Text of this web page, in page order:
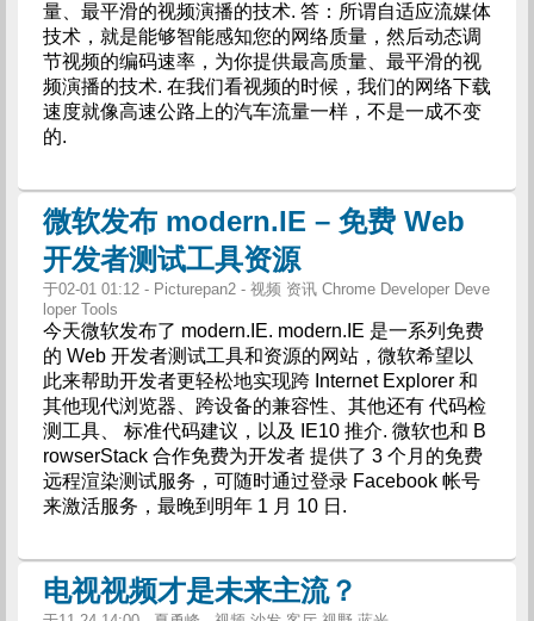
量、最平滑的视频演播的技术. 答：所谓自适应流媒体
技术，就是能够智能感知您的网络质量，然后动态调
节视频的编码速率，为你提供最高质量、最平滑的视
频演播的技术. 在我们看视频的时候，我们的网络下载
速度就像高速公路上的汽车流量一样，不是一成不变
的.
微软发布 modern.IE – 免费 Web
开发者测试工具资源
于02-01 01:12 - Picturepan2 - 视频 资讯 Chrome Developer Deve
loper Tools
今天微软发布了 modern.IE. modern.IE 是一系列免费
的 Web 开发者测试工具和资源的网站，微软希望以
此来帮助开发者更轻松地实现跨 Internet Explorer 和
其他现代浏览器、跨设备的兼容性、其他还有 代码检
测工具、 标准代码建议，以及 IE10 推介. 微软也和 B
rowserStack 合作免费为开发者 提供了 3 个月的免费
远程渲染测试服务，可随时通过登录 Facebook 帐号
来激活服务，最晚到明年 1 月 10 日.
电视视频才是未来主流？